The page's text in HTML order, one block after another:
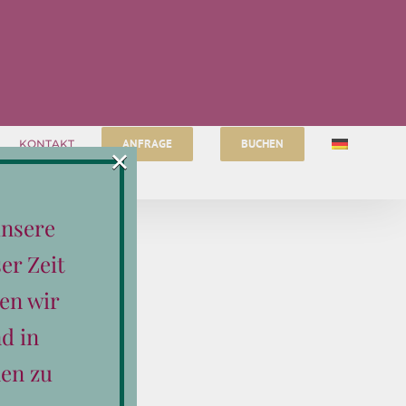
KONTAKT ANFRAGE BUCHEN
Zeit
wir
in
zu
×